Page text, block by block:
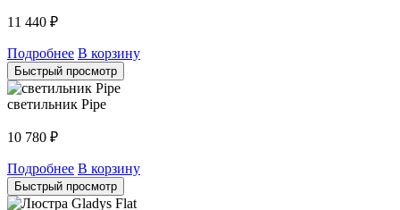
11 440 ₽
Подробнее В корзину
Быстрый просмотр
светильник Pipe
10 780 ₽
Подробнее В корзину
Быстрый просмотр